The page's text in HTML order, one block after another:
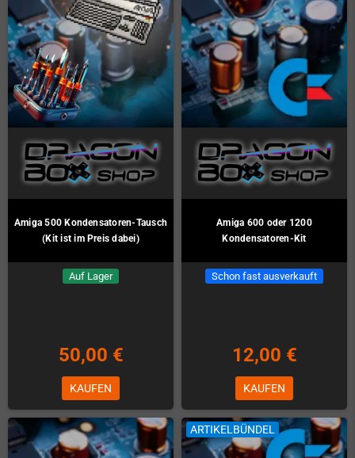
Amiga 500 Kondensatoren-Tausch
(Kit ist im Preis dabei)
Auf Lager
50,00 €
KAUFEN
Amiga 600 oder 1200
Kondensatoren-Kit
Schon fast ausverkauft
12,00 €
KAUFEN
ARTIKELBÜNDEL